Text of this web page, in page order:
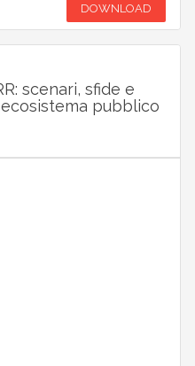
DOWNLOAD
scenari, sfide e
pubblico